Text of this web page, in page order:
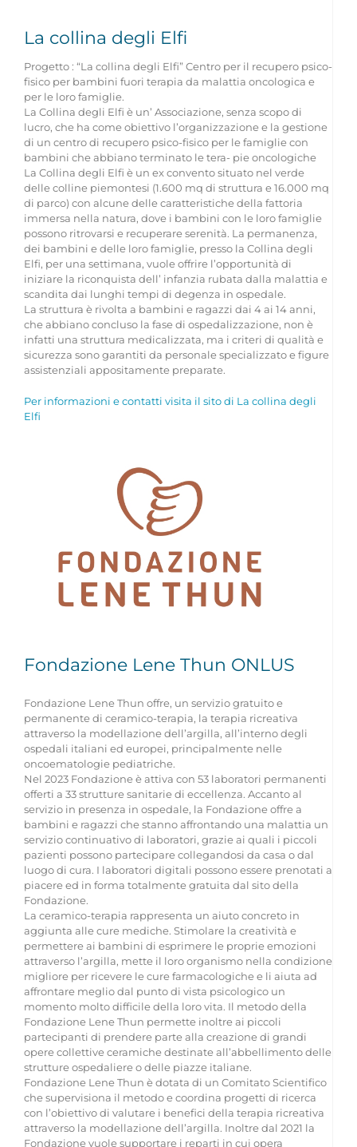
La collina degli Elfi
Progetto : “La collina degli Elfi” Centro per il recupero psico-
fisico per bambini fuori terapia da malattia oncologica e
per le loro famiglie.
La Collina degli Elfi è un’ Associazione, senza scopo di
lucro, che ha come obiettivo l’organizzazione e la gestione
di un centro di recupero psico-fisico per le famiglie con
bambini che abbiano terminato le tera- pie oncologiche
La Collina degli Elfi è un ex convento situato nel verde
delle colline piemontesi (1.600 mq di struttura e 16.000 mq
di parco) con alcune delle caratteristiche della fattoria
immersa nella natura, dove i bambini con le loro famiglie
possono ritrovarsi e recuperare serenità. La permanenza,
dei bambini e delle loro famiglie, presso la Collina degli
Elfi, per una settimana, vuole offrire l’opportunità di
iniziare la riconquista dell’ infanzia rubata dalla malattia e
scandita dai lunghi tempi di degenza in ospedale.
La struttura è rivolta a bambini e ragazzi dai 4 ai 14 anni,
che abbiano concluso la fase di ospedalizzazione, non è
infatti una struttura medicalizzata, ma i criteri di qualità e
sicurezza sono garantiti da personale specializzato e figure
assistenziali appositamente preparate.
Per informazioni e contatti visita il sito di La collina degli
Elfi
Fondazione Lene Thun ONLUS
Fondazione Lene Thun offre, un servizio gratuito e
permanente di ceramico-terapia, la terapia ricreativa
attraverso la modellazione dell’argilla, all’interno degli
ospedali italiani ed europei, principalmente nelle
oncoematologie pediatriche.
Nel 2023 Fondazione è attiva con 53 laboratori permanenti
offerti a 33 strutture sanitarie di eccellenza. Accanto al
servizio in presenza in ospedale, la Fondazione offre a
bambini e ragazzi che stanno affrontando una malattia un
servizio continuativo di laboratori, grazie ai quali i piccoli
pazienti possono partecipare collegandosi da casa o dal
luogo di cura. I laboratori digitali possono essere prenotati a
piacere ed in forma totalmente gratuita dal sito della
Fondazione.
La ceramico-terapia rappresenta un aiuto concreto in
aggiunta alle cure mediche. Stimolare la creatività e
permettere ai bambini di esprimere le proprie emozioni
attraverso l’argilla, mette il loro organismo nella condizione
migliore per ricevere le cure farmacologiche e li aiuta ad
affrontare meglio dal punto di vista psicologico un
momento molto difficile della loro vita. Il metodo della
Fondazione Lene Thun permette inoltre ai piccoli
partecipanti di prendere parte alla creazione di grandi
opere collettive ceramiche destinate all’abbellimento delle
strutture ospedaliere o delle piazze italiane.
Fondazione Lene Thun è dotata di un Comitato Scientifico
che supervisiona il metodo e coordina progetti di ricerca
con l’obiettivo di valutare i benefici della terapia ricreativa
attraverso la modellazione dell’argilla. Inoltre dal 2021 la
Fondazione vuole supportare i reparti in cui opera